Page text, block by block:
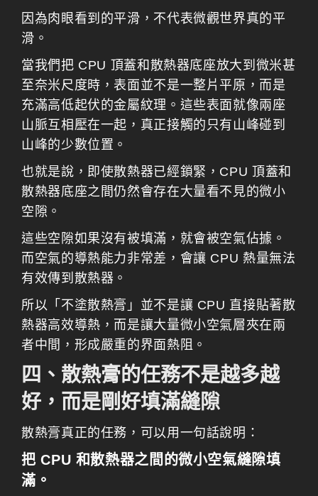
因為肉眼看到的平滑，不代表微觀世界真的平
滑。
當我們把 CPU 頂蓋和散熱器底座放大到微米甚
至奈米尺度時，表面並不是一整片平原，而是
充滿高低起伏的金屬紋理。這些表面就像兩座
山脈互相壓在一起，真正接觸的只有山峰碰到
山峰的少數位置。
也就是說，即使散熱器已經鎖緊，CPU 頂蓋和
散熱器底座之間仍然會存在大量看不見的微小
空隙。
這些空隙如果沒有被填滿，就會被空氣佔據。
而空氣的導熱能力非常差，會讓 CPU 熱量無法
有效傳到散熱器。
所以「不塗散熱膏」並不是讓 CPU 直接貼著散
熱器高效導熱，而是讓大量微小空氣層夾在兩
者中間，形成嚴重的界面熱阻。
四、散熱膏的任務不是越多越
好，而是剛好填滿縫隙
散熱膏真正的任務，可以用一句話說明：
把 CPU 和散熱器之間的微小空氣縫隙填
滿。